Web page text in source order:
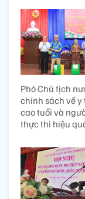
Phó Chủ tịch
chính sách về y
cao tuổi và
thực thi hiệu